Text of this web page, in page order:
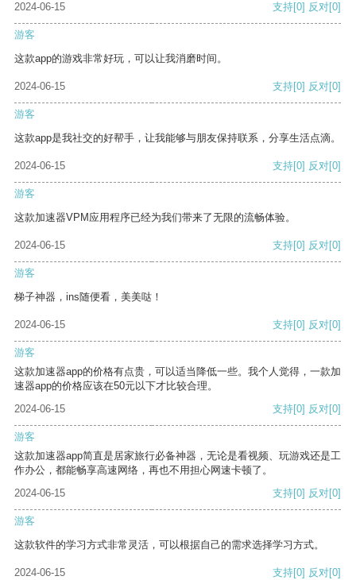
2024-06-15 支持[0] 反对[0]
游客
这款app的游戏非常好玩，可以让我消磨时间。
2024-06-15 支持[0] 反对[0]
游客
这款app是我社交的好帮手，让我能够与朋友保持联系，分享生活点滴。
2024-06-15 支持[0] 反对[0]
游客
这款加速器VPM应用程序已经为我们带来了无限的流畅体验。
2024-06-15 支持[0] 反对[0]
游客
梯子神器，ins随便看，美美哒！
2024-06-15 支持[0] 反对[0]
游客
这款加速器app的价格有点贵，可以适当降低一些。我个人觉得，一款加
速器app的价格应该在50元以下才比较合理。
2024-06-15
支持[0] 反对[0]
游客
这款加速器app简直是居家旅行必备神器，无论是看视频、玩游戏还是工
作办公，都能畅享高速网络，再也不用担心网速卡顿了。
2024-06-15
支持[0] 反对[0]
游客
这款软件的学习方式非常灵活，可以根据自己的需求选择学习方式。
2024-06-15 支持[0] 反对[0]